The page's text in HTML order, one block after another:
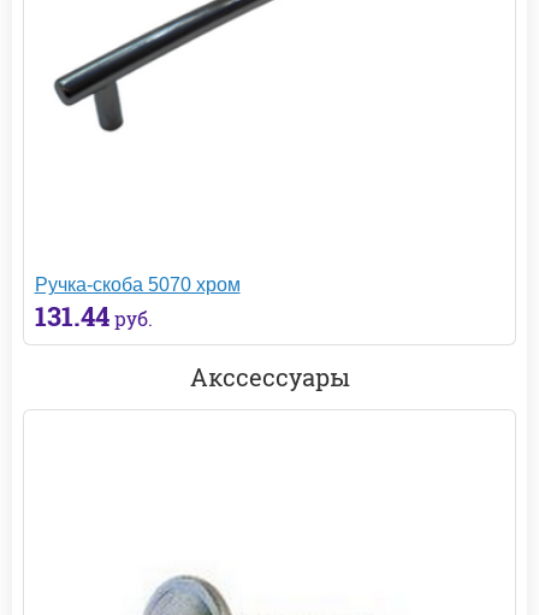
Ручка-скоба 5070 хром
131.44 руб.
Акссессуары